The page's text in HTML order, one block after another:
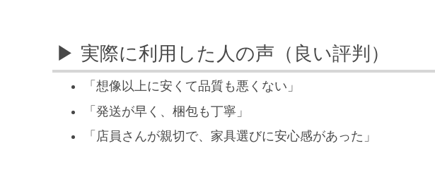
▶ 実際に利用した人の声（良い評判）
「想像以上に安くて品質も悪くない」
「発送が早く、梱包も丁寧」
「店員さんが親切で、家具選びに安心感があった」